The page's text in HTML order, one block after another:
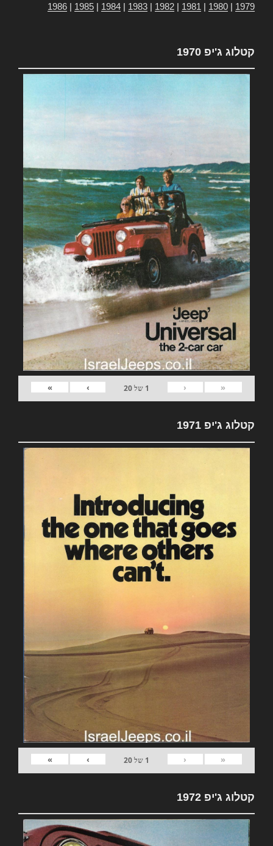
1979
1980
1981
1982
1983
1984
1985
1986
קטלוג ג'יפ 1970
«
‹
1 של20
›
»
קטלוג ג'יפ 1971
«
‹
1 של20
›
»
קטלוג ג'יפ 1972